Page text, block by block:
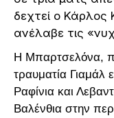
δεχτεί ο
ανέλαβε τις
Η Μπαρτσελόνα,
τραυματία
Ραφίνια και
Βαλένθια στην